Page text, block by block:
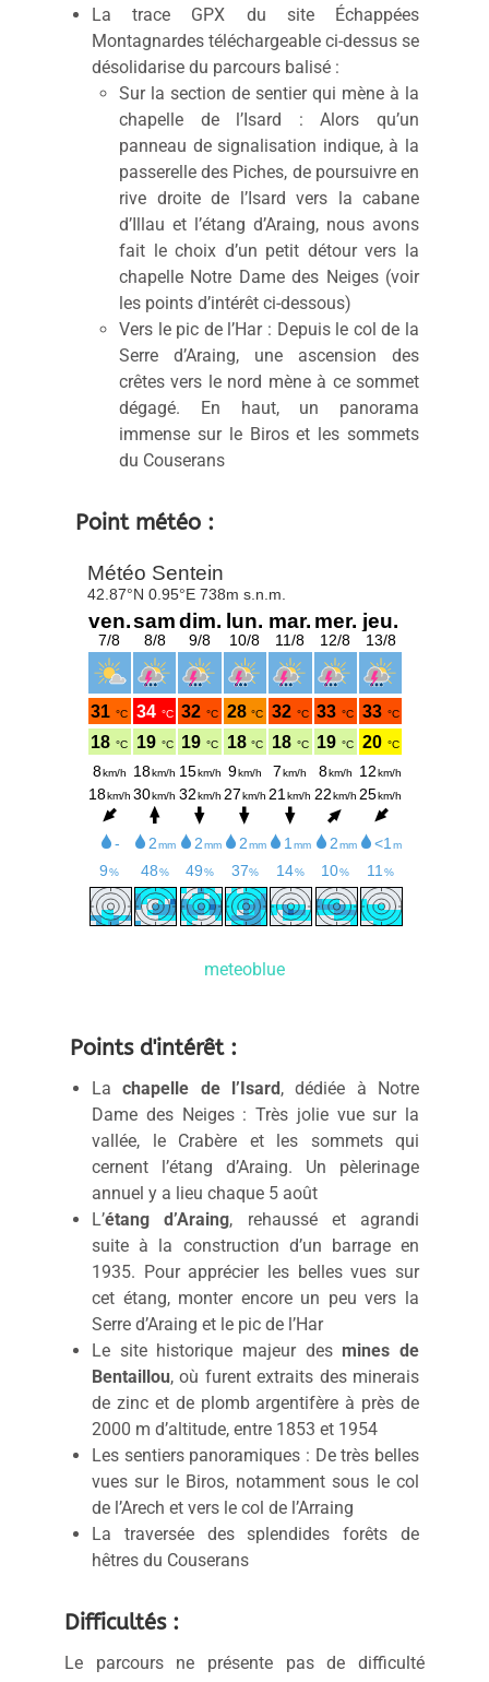
La trace GPX du site Échappées
Montagnardes téléchargeable ci-dessus se
désolidarise du parcours balisé :
Sur la section de sentier qui mène à la
chapelle de l’Isard : Alors qu’un
panneau de signalisation indique, à la
passerelle des Piches, de poursuivre en
rive droite de l’Isard vers la cabane
d’Illau et l’étang d’Araing, nous avons
fait le choix d’un petit détour vers la
chapelle Notre Dame des Neiges (voir
les points d’intérêt ci-dessous)
Vers le pic de l’Har : Depuis le col de la
Serre d’Araing, une ascension des
crêtes vers le nord mène à ce sommet
dégagé. En haut, un panorama
immense sur le Biros et les sommets
du Couserans
Point météo :
meteoblue
Points d'intérêt :
Lachapelle de l’Isard, dédiée à Notre
Dame des Neiges : Très jolie vue sur la
vallée, le Crabère et les sommets qui
cernent l’étang d’Araing. Un pèlerinage
annuel y a lieu chaque 5 août
L’étang d’Araing, rehaussé et agrandi
suite à la construction d’un barrage en
1935. Pour apprécier les belles vues sur
cet étang, monter encore un peu vers la
Serre d’Araing et le pic de l’Har
Le site historique majeur des mines de
Bentaillou, où furent extraits des minerais
de zinc et de plomb argentifère à près de
2000 m d’altitude, entre 1853 et 1954
Les sentiers panoramiques : De très belles
vues sur le Biros, notamment sous le col
de l’Arech et vers le col de l’Arraing
La traversée des splendides forêts de
hêtres du Couserans
Difficultés :
Le parcours ne présente pas de difficulté